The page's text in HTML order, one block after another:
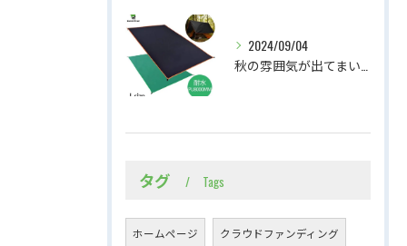
2024/09/04
タグ Tags
ホームページ クラウドファンディング